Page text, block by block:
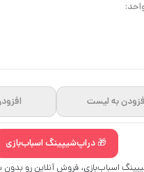
به لیست
🎁 دراپ‌شیپینگ اسباب‌بازی
اسباب‌بازی، فروش آنلاین رو بدون